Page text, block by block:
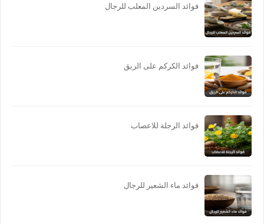
فوائد السردين المعلب للرجال
فوائد الكركم على الريق
فوائد الرجلة للاعصاب
فوائد ماء الشعير للرجال